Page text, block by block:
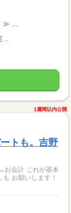
≫ ...
1週間以内公開
トも。吉野
が基本
お願いします！